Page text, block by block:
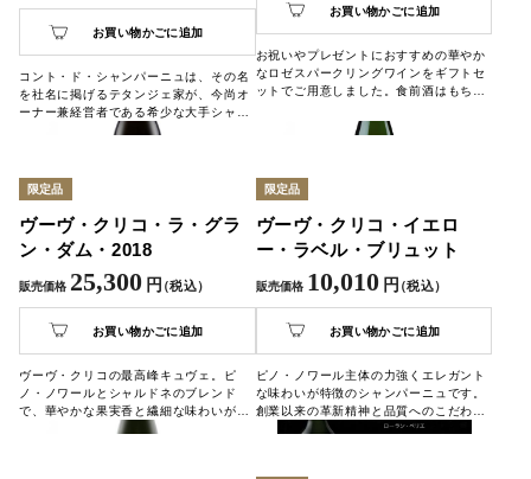
お買い物かごに追加
コント・ド・シャンパーニュは、その名
を社名に掲げるテタンジェ家が、今尚オ
ーナー兼経営者である希少な大手シャン
パーニュ・メゾンです。
のプレステージシャンパーニュです。
お買い物かごに追加
お祝いやプレゼントにおすすめの華やか
なロゼスパークリングワインをギフトセ
ットでご用意しました。食前酒はもちろ
しみいただけます。
限定品
ヴーヴ・クリコ・ラ・グラ
ン・ダム・2018
販売価格 25,300 円（税込）
お買い物かごに追加
ヴーヴ・クリコの最高峰キュヴェ。ピ
ノ・ノワールとシャルドネのブレンド
で、華やかな果実香と繊細な味わいが特
徴。長期熟成可能で、特別な瞬間にふさ
限定品
ヴーヴ・クリコ・イエロ
ー・ラベル・ブリュット
販売価格 10,010円（税込）
お買い物かごに追加
ピノ・ノワール主体の力強くエレガント
な味わいが特徴のシャンパーニュです。
創業以来の革新精神と品質へのこだわり
が詰まった、ヴーヴ・クリコを象徴する